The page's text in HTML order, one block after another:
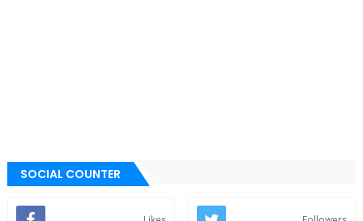
SOCIAL COUNTER